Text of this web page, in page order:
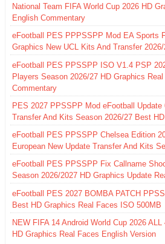
National Team FIFA World Cup 2026 HD
English Commentary
eFootball PES PPPSSPP Mod EA Sports
Graphics New UCL Kits And Transfer
eFootball PES PPSSPP ISO V1.4 PSP
Players Season 2026/27 HD Graphics
Commentary
PES 2027 PPSSPP Mod eFootball
Transfer And Kits Season 2026/27 Best
eFootball PES PPSSPP Chelsea Edition
European New Update Transfer And Kits
eFootball PES PPSSPP Fix Callname
Season 2026/2027 HD Graphics Update
eFootball PES 2027 BOMBA PATCH
Best HD Graphics Real Faces ISO 500MB
NEW FIFA 14 Android World Cup 2026
HD Graphics Real Faces English Version